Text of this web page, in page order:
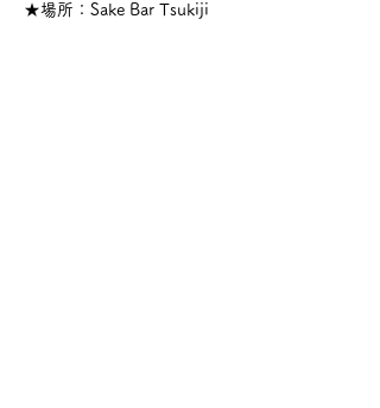
★場所：Sake Bar Tsukiji